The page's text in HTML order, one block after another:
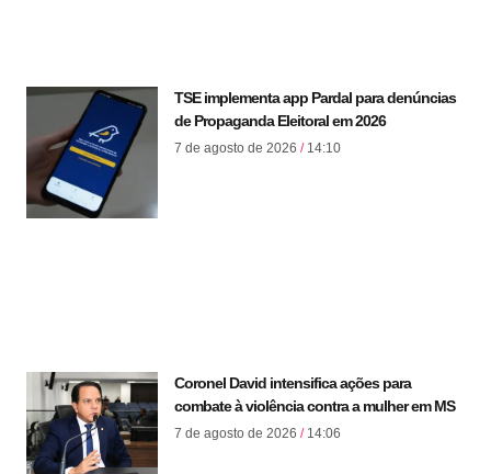
TSE implementa app Pardal para denúncias
de Propaganda Eleitoral em 2026
7 de agosto de 2026 14:10
Coronel David intensifica ações para
combate à violência contra a mulher em MS
7 de agosto de 2026 14:06